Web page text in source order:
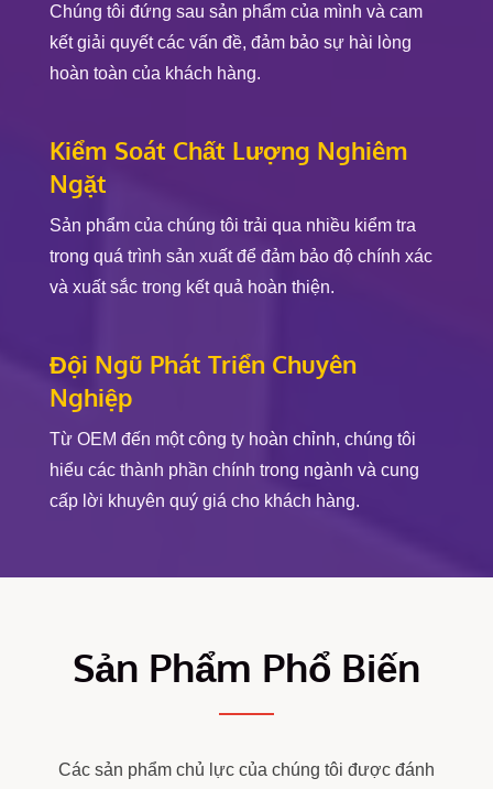
Chúng tôi đứng sau sản phẩm của mình và cam
kết giải quyết các vấn đề, đảm bảo sự hài lòng
hoàn toàn của khách hàng.
Kiểm Soát Chất Lượng Nghiêm
Ngặt
Sản phẩm của chúng tôi trải qua nhiều kiểm tra
trong quá trình sản xuất để đảm bảo độ chính xác
và xuất sắc trong kết quả hoàn thiện.
Đội Ngũ Phát Triển Chuyên
Nghiệp
Từ OEM đến một công ty hoàn chỉnh, chúng tôi
hiểu các thành phần chính trong ngành và cung
cấp lời khuyên quý giá cho khách hàng.
Sản Phẩm Phổ Biến
Các sản phẩm chủ lực của chúng tôi được đánh